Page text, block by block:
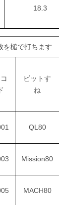
18.3
を槌で打ちます
ビットす
ね
QL80
Mission80
MACH80